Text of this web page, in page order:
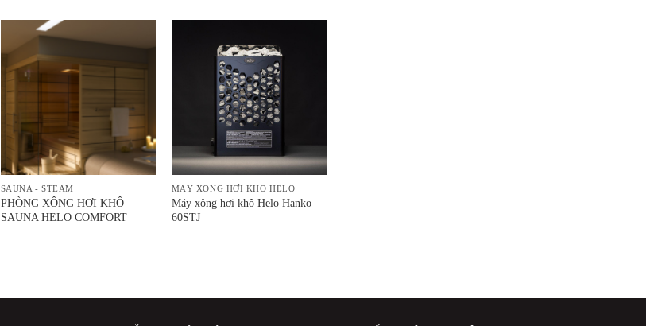
SAUNA - STEAM
PHÒNG XÔNG HƠI KHÔ
SAUNA HELO COMFORT
MÁY XÔNG HƠI KHÔ HELO
Máy xông hơi khô Helo Hanko
60STJ